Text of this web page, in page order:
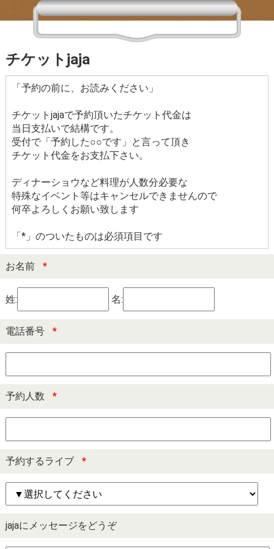
チケットjaja
「予約の前に、お読みください」
チケットjajaで予約頂いたチケット代金は
当日支払いで結構です。
受付で「予約した○○です」と言って頂き
チケット代金をお支払下さい。
ディナーショウなど料理が人数分必要な
特殊なイベント等はキャンセルできませんので
何卒よろしくお願い致します
「*」のついたものは必須項目です
お名前 *
姓: 名:
電話番号 *
予約人数 *
予約するライブ *
jajaにメッセージをどうぞ